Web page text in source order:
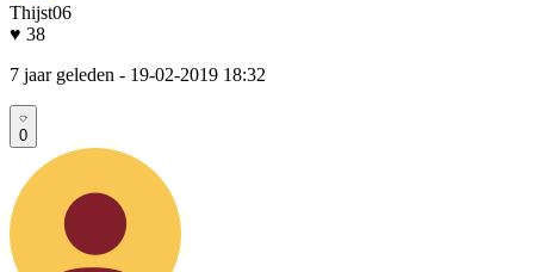
Thijst06
♥ 38
7 jaar geleden - 19-02-2019 18:32
0